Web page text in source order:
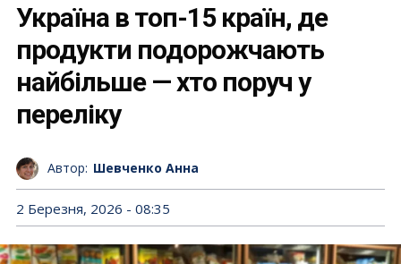
Україна в топ-15 країн, де
продукти подорожчають
найбільше — хто поруч у
переліку
Автор: Шевченко Анна
2 Березня, 2026 - 08:35